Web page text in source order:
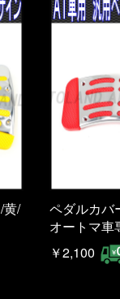
黄/
ペダルカバ
オートマ車
￥2,100